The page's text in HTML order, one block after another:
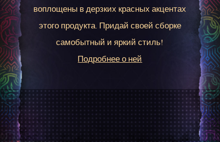
воплощены в дерзких красных акцентах
этого продукта. Придай своей сборке
самобытный и яркий стиль!
Подробнее о ней